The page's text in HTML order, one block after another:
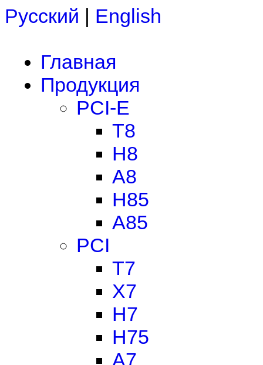
Русский | English
Главная
Продукция
PCI-E
T8
H8
A8
H85
A85
PCI
T7
X7
H7
H75
A7